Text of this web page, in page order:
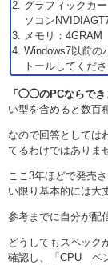
グラフィックカ
ソコン
メモリ：4GRAM
Windows7以前の
トールしてくださ
「◯◯のPCならでき
い型を含めると数百
なので回答としては
てるわけではありま
ここ3年ほどで発売
い限り基本的には大
参考までに自分が配
どうしてもスペック
確認し、「CPU ベ